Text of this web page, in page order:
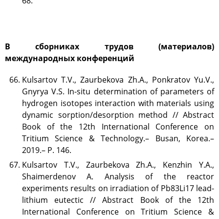
В сборниках трудов (материалов)
международных конференций
Kulsartov T.V., Zaurbekova Zh.A., Ponkratov Yu.V.,
Gnyrya V.S. In-situ determination of parameters of
hydrogen isotopes interaction with materials using
dynamic sorption/desorption method // Abstract
Book of the 12th International Conference on
Tritium Science & Technology.– Busan, Korea.–
2019.– P. 146.
Kulsartov T.V., Zaurbekova Zh.A., Kenzhin Y.A.,
Shaimerdenov A. Analysis of the reactor
experiments results on irradiation of Pb83Li17 lead-
lithium eutectic // Abstract Book of the 12th
International Conference on Tritium Science &